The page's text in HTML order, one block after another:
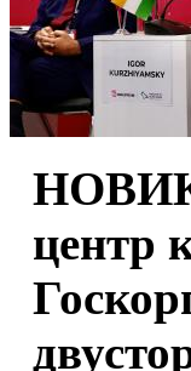
центр